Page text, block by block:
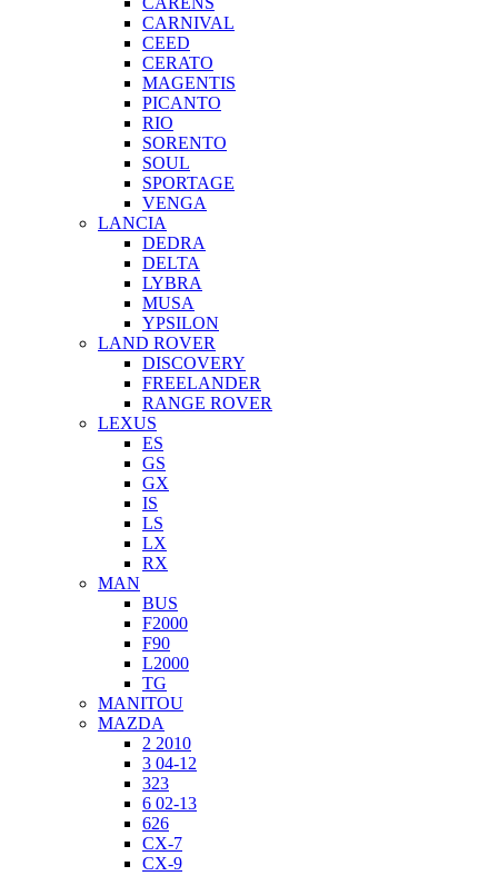
CARNIVAL
CEED
CERATO
MAGENTIS
PICANTO
RIO
SORENTO
SOUL
SPORTAGE
VENGA
LANCIA
DEDRA
DELTA
LYBRA
MUSA
YPSILON
LAND ROVER
DISCOVERY
FREELANDER
RANGE ROVER
LEXUS
ES
GS
GX
IS
LS
LX
RX
MAN
BUS
F2000
F90
L2000
TG
MANITOU
MAZDA
2 2010
3 04-12
323
6 02-13
626
CX-7
CX-9